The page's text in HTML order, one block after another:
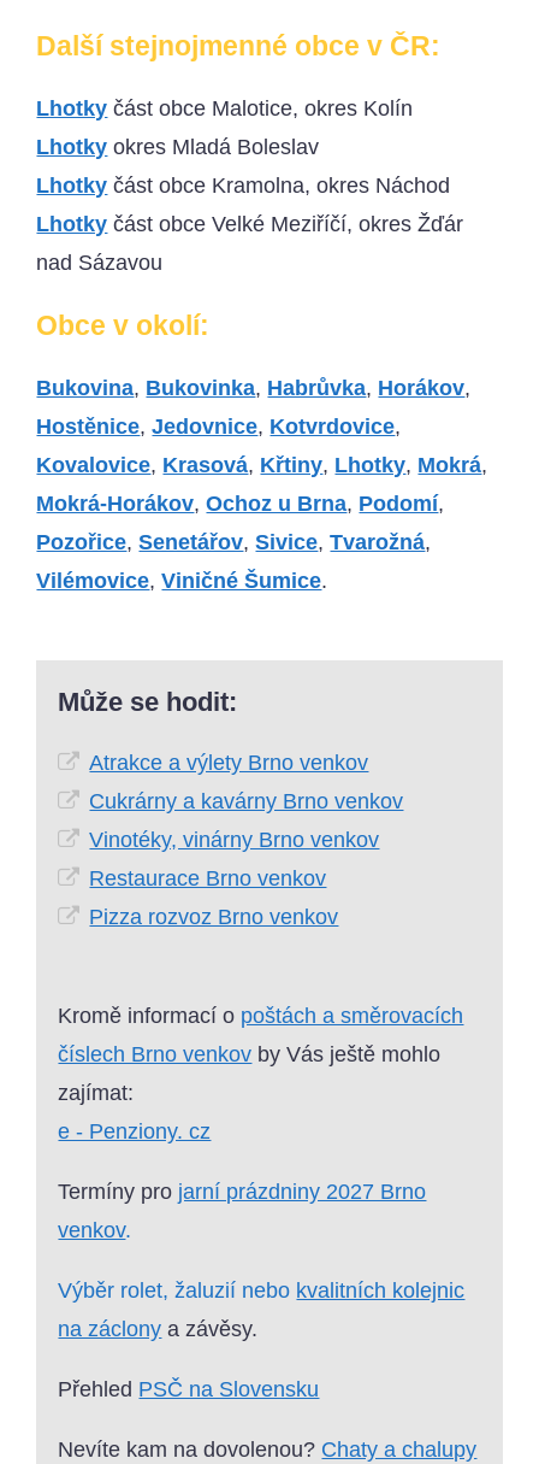
Další stejnojmenné obce v ČR:
Lhotky část obce Malotice, okres Kolín
Lhotky okres Mladá Boleslav
Lhotky část obce Kramolna, okres Náchod
Lhotky část obce Velké Meziříčí, okres Žďár
nad Sázavou
Obce v okolí:
Bukovina, Bukovinka, Habrůvka, Horákov,
Hostěnice,Jedovnice, Kotvrdovice,
Kovalovice, Krasová, Křtiny, Lhotky, Mokrá,
Mokrá-Horákov,Ochoz u Brna, Podomí,
Pozořice,Senetářov,Sivice,Tvarožná,
Vilémovice,Viničné Šumice.
Může se hodit:
Atrakce a výlety Brno venkov
Cukrárny a kavárny Brno venkov
Vinotéky, vinárny Brno venkov
Restaurace Brno venkov
Pizza rozvoz Brno venkov
Kromě informací o poštách a směrovacích
číslech Brno venkov by Vás ještě mohlo
zajímat:
e - Penziony. cz
Termíny pro jarní prázdniny 2027 Brno
venkov.
Výběr rolet, žaluzií nebo kvalitních kolejnic
na záclony a závěsy.
Přehled PSČ na Slovensku
Nevíte kam na dovolenou? Chaty a chalupy